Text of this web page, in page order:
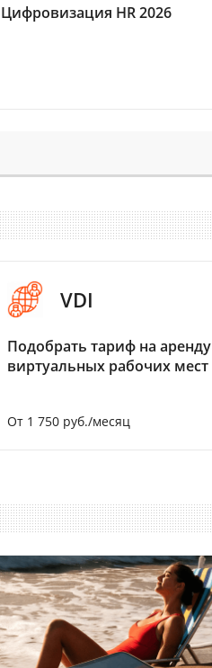
Цифровизация HR 2026
VDI
Подобрать тариф на аренду
виртуальных рабочих мест
От 1 750 руб./месяц